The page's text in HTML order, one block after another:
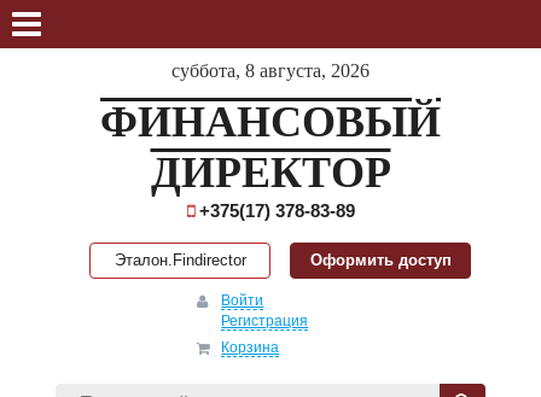
суббота, 8 августа, 2026
ФИНАНСОВЫЙ
ДИРЕКТОР
+375(17) 378-83-89
Эталон.Findirector Оформить доступ
Войти
Регистрация
Корзина